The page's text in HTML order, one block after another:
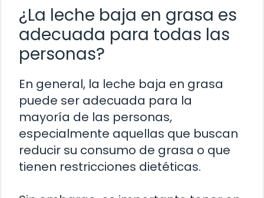
¿La leche baja en grasa es
adecuada para todas las
personas?
En general, la leche baja en grasa
puede ser adecuada para la
mayoría de las personas,
especialmente aquellas que buscan
reducir su consumo de grasa o que
tienen restricciones dietéticas.